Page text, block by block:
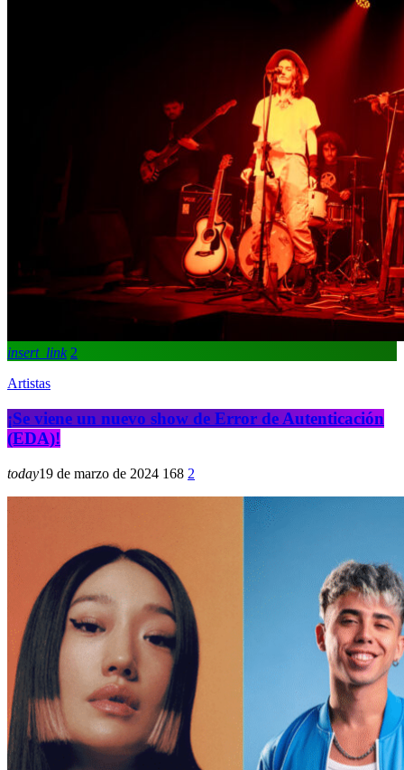
insert_link 2
Artistas
¡Se viene un nuevo show de Error de Autenticación
(EDA)!
today19 de marzo de 2024 168 2